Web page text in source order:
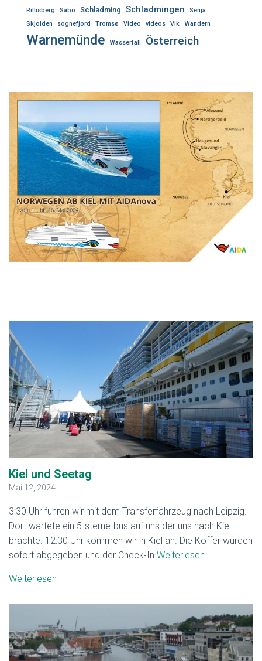
Rittisberg Sabo Schladming Schladmingen
Senja
Skjolden
sognefjord Tromsø Video videos Vik Wandern
Warnemünde Wasserfall Österreich
Kiel und Seetag
Mai 12, 2024
3:30 Uhr fuhren wir mit dem Transferfahrzeug nach Leipzig.
Dort wartete ein 5-sterne-bus auf uns der uns nach Kiel
brachte. 12:30 Uhr kommen wir in Kiel an. Die Koffer wurden
sofort abgegeben und der Check-In Weiterlesen
Weiterlesen